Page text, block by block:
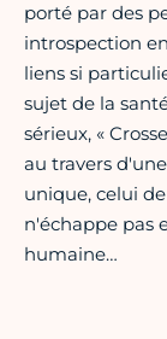
porté par des
introspection
liens si
sujet de la
sérieux, «
au travers
unique, celui
n'échappe pas
humaine…